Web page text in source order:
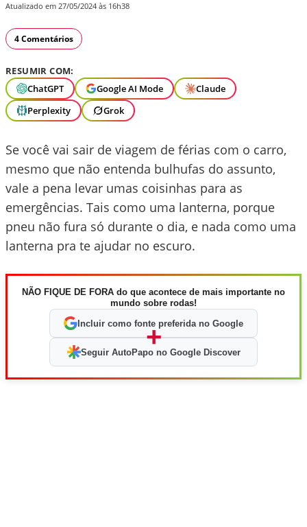
Atualizado em 27/05/2024 às 16h38
4 Comentários
RESUMIR COM:
ChatGPT
Google AI Mode
Claude
Perplexity
Grok
Se você vai sair de viagem de férias com o carro,
mesmo que não entenda bulhufas do assunto,
vale a pena levar umas coisinhas para as
emergências. Tais como uma lanterna, porque
pneu não fura só durante o dia, e nada como uma
lanterna pra te ajudar no escuro.
NÃO FIQUE DE FORA do que acontece de mais importante no
mundo sobre rodas!
Incluir como fonte preferida no Google
+
Seguir AutoPapo no Google Discover